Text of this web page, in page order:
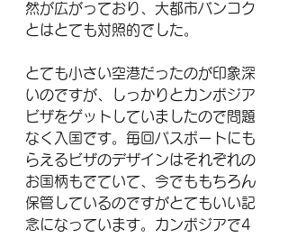
然が広がっており、大都市バンコク
とはとても対照的でした。
とても小さい空港だったのが印象深
いのですが、しっかりとカンボジア
ビザをゲットしていましたので問題
なく入国です。毎回パスポートにも
らえるビザのデザインはそれぞれの
お国柄もでていて、今でももちろん
保管しているのですがとてもいい記
念になっています。カンボジアで4